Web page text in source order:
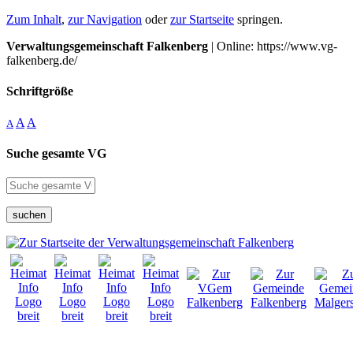
Zum Inhalt, zur Navigation oderzur Startseite springen.
Verwaltungsgemeinschaft Falkenberg | Online: https://www.vg-
falkenberg.de/
Schriftgröße
A A A
Suche gesamte VG
suchen